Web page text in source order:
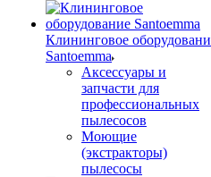
Клининговое
Santoemma
Аксессуары и
запчасти для
профессиональных
пылесосов
Моющие
(экстракторы)
пылесосы